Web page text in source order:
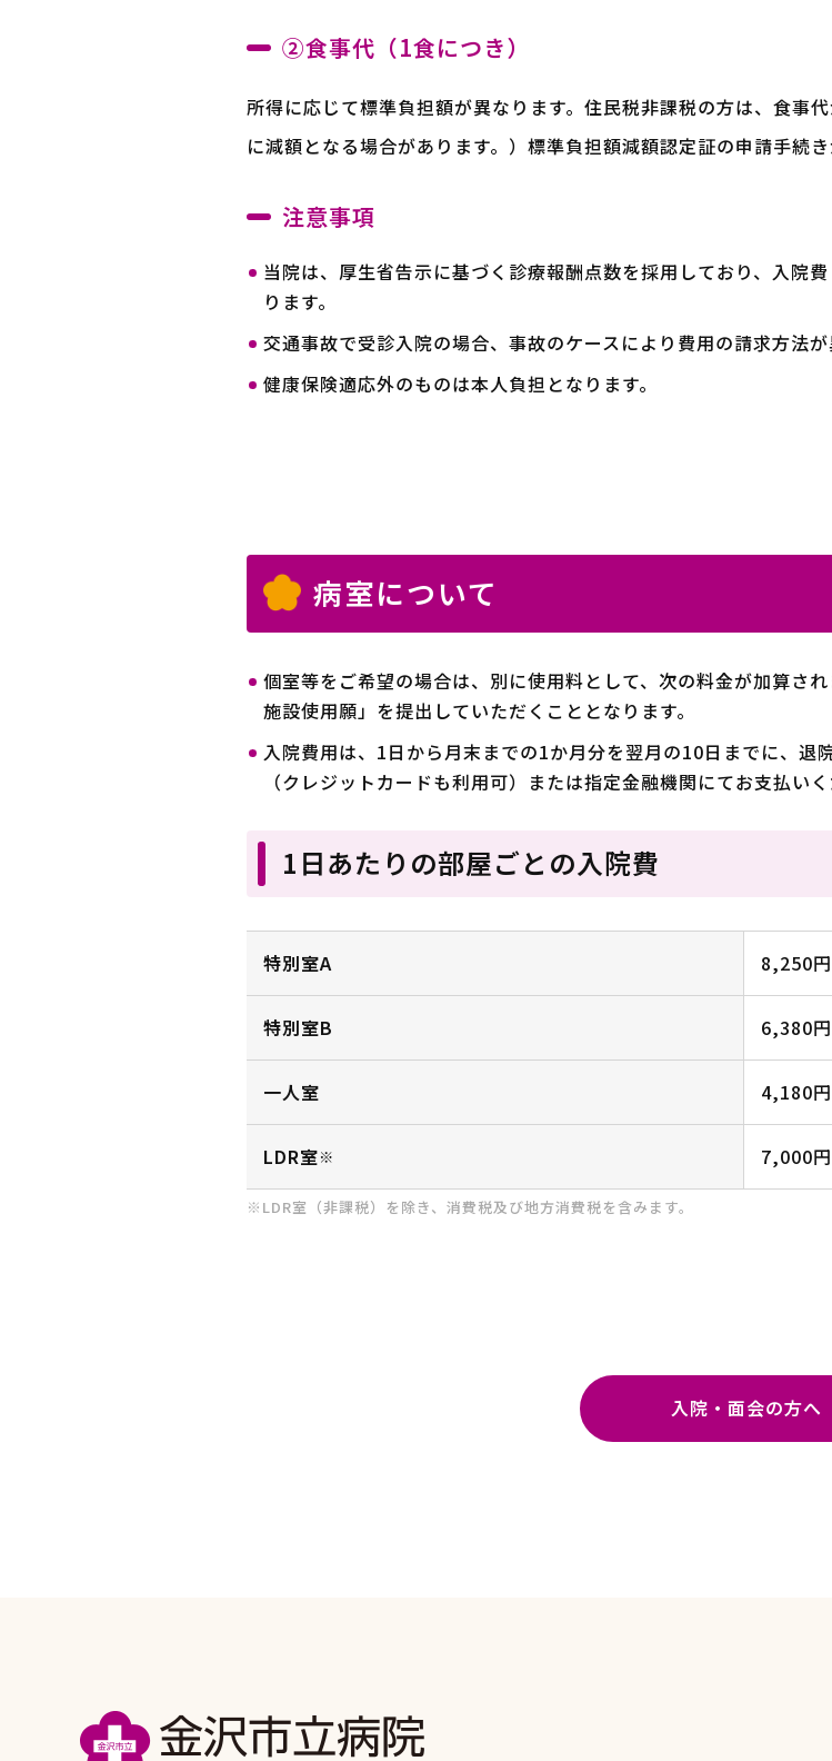
②食事代（1食につき）
所得に応じて標準負担額が異なります。住民税非課税の方は、食事
に減額となる場合があります。）標準負担額減額認定証の申請手続き
注意事項
当院は、厚生省告示に基づく診療報酬点数を採用しており、入院
ります。
交通事故で受診入院の場合、事故のケースにより費用の請求方法
健康保険適応外のものは本人負担となります。
病室について
個室等をご希望の場合は、別に使用料として、次の料金が加算さ
施設使用願」を提出していただくこととなります。
入院費用は、1日から月末までの1か月分を翌月の10日までに、退
（クレジットカードも利用可）または指定金融機関にてお支払いく
1日あたりの部屋ごとの入院費
特別室A 8,250円
特別室B 6,380円
一人室 4,180円
LDR室※ 7,000円
※LDR室（非課税）を除き、消費税及び地方消費税を含みます。
入院・面会の方へ